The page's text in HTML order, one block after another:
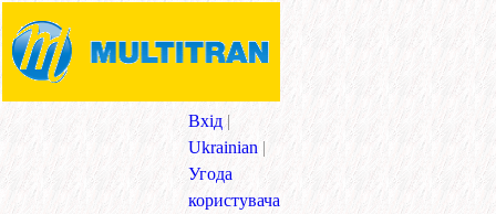
Вхід |
Ukrainian |
Угода
користувача